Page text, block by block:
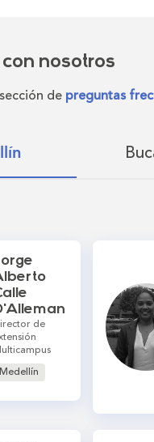
nosotros
de preguntas
de
Medellín